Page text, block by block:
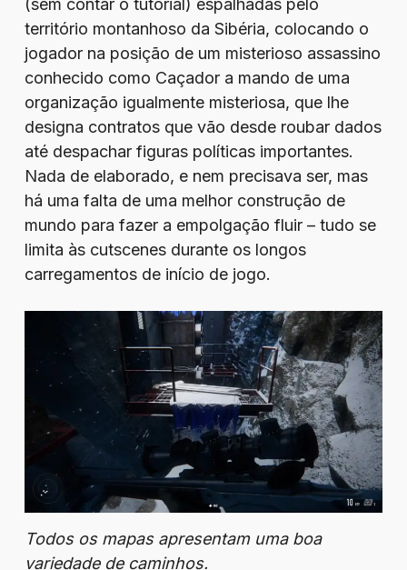
(sem contar o tutorial) espalhadas pelo
território montanhoso da Sibéria, colocando o
jogador na posição de um misterioso assassino
conhecido como Caçador a mando de uma
organização igualmente misteriosa, que lhe
designa contratos que vão desde roubar dados
até despachar figuras políticas importantes.
Nada de elaborado, e nem precisava ser, mas
há uma falta de uma melhor construção de
mundo para fazer a empolgação fluir – tudo se
limita às cutscenes durante os longos
carregamentos de início de jogo.
Todos os mapas apresentam uma boa
variedade de caminhos.